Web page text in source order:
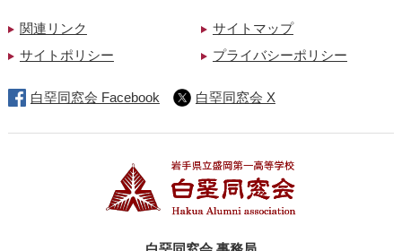
関連リンク
サイトマップ
サイトポリシー
プライバシーポリシー
白堊同窓会 Facebook 白堊同窓会 X